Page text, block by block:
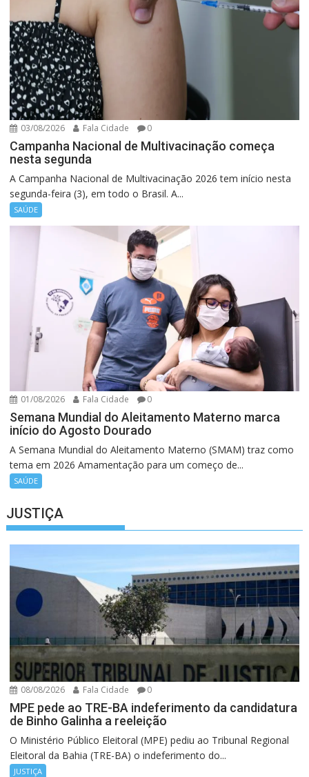
03/08/2026 Fala Cidade 0
Campanha Nacional de Multivacinação começa
nesta segunda
A Campanha Nacional de Multivacinação 2026 tem início nesta
segunda-feira (3), em todo o Brasil. A...
SAÚDE
01/08/2026 Fala Cidade 0
Semana Mundial do Aleitamento Materno marca
início do Agosto Dourado
A Semana Mundial do Aleitamento Materno (SMAM) traz como
tema em 2026 Amamentação para um começo de...
SAÚDE
JUSTIÇA
08/08/2026 Fala Cidade 0
MPE pede ao TRE-BA indeferimento da candidatura
de Binho Galinha a reeleição
O Ministério Público Eleitoral (MPE) pediu ao Tribunal Regional
Eleitoral da Bahia (TRE-BA) o indeferimento do...
JUSTIÇA